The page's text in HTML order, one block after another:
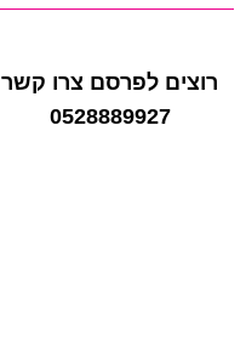
רוצים לפרסם צרו קשר
0528889927